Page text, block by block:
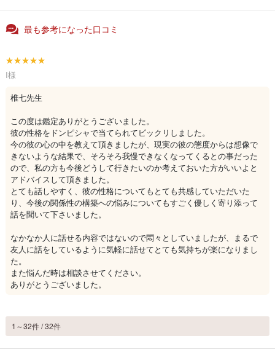
最も参考になった口コミ
★★★★★
I様
椎七先生
この度は鑑定ありがとうございました。
彼の性格をドンピシャで当てられてビックリしました。
今の彼の心の中を教えて頂きましたが、現実の彼の態度からは想像で
きないような結果で、そろそろ我慢できなくなってくるとの事だった
ので、私の方も今後どうして行きたいのか考えておいた方がいいよと
アドバイスして頂きました。
とても話しやすく、彼の性格についてもとても共感していただいた
り、今後の関係性の構築への悩みについてもすごく優しく寄り添って
話を聞いて下さいました。
なかなか人に話せる内容ではないので悶々としていましたが、まるで
友人に話をしているように気軽に話せてとても気持ちが楽になりまし
た。
また悩んだ時は相談させてください。
ありがとうございました。
1～32件 / 32件